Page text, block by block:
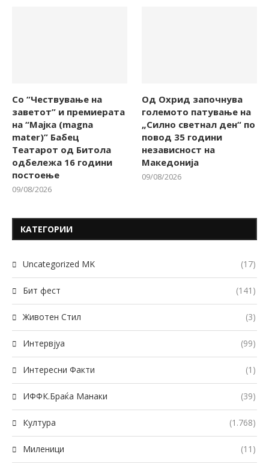
Со “Чествување на
заветот” и премиерата
на “Мајка (magna
mater)” Бабец
Театарот од Битола
одбележа 16 години
постоење
09/08/2026
Од Охрид започнува
големото патување на
„Силно светнал ден“ по
повод 35 години
независност на
Македонија
09/08/2026
КАТЕГОРИИ
Uncategorized MK (17)
Бит фест (141)
Животен Стил (3)
Интервјуа (99)
Интересни Факти (1)
ИФФК.Браќа Манаки (39)
Култура (1.768)
Миленици (11)